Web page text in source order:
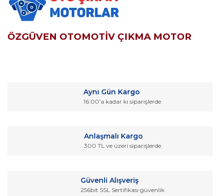
ÖZGÜVEN OTOMOTİV ÇIKMA MOTOR
Görüş ve önerileriniz için teşekkür ederiz.
Ürün bilgilerinde hatalar bulunuyor.
Aynı Gün Kargo
16:00'a kadar ki siparişlerde
Anlaşmalı Kargo
300 TL ve üzeri siparişlerde
Güvenli Alışveriş
256bit SSL Sertifikası güvenlik